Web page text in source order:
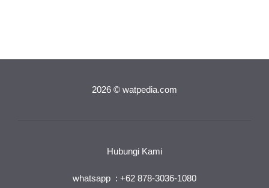
2026 © watpedia.com
Hubungi Kami
whatsapp : +62 878-3036-1080